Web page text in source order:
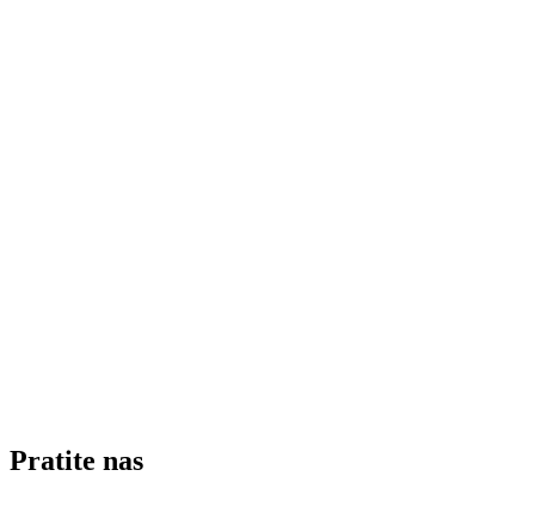
Pratite nas